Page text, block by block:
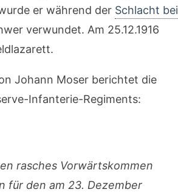
er während der Schlacht bei
verwundet. Am 25.12.1916
Johann Moser berichtet die
Infanterie-Regiments:
rasches Vorwärtskommen
für den am 23. Dezember